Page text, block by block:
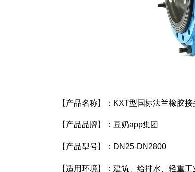
【产品名称】：KXT型国标法兰橡胶接
【产品品牌】：豆奶app集团
【产品型号】：DN25-DN2800
【适用环境】：建筑、给排水、轻重工